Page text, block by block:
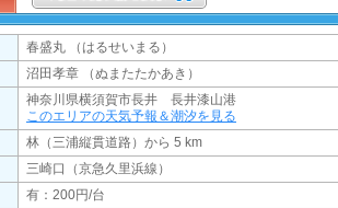
春盛丸 （はるせいまる）
沼田孝章 （ぬまたたかあき）
神奈川県横須賀市長井 長井漆山港
このエリアの天気予報＆潮汐を見る
林（三浦縦貫道路）から 5 km
三崎口（京急久里浜線）
有：200円/台